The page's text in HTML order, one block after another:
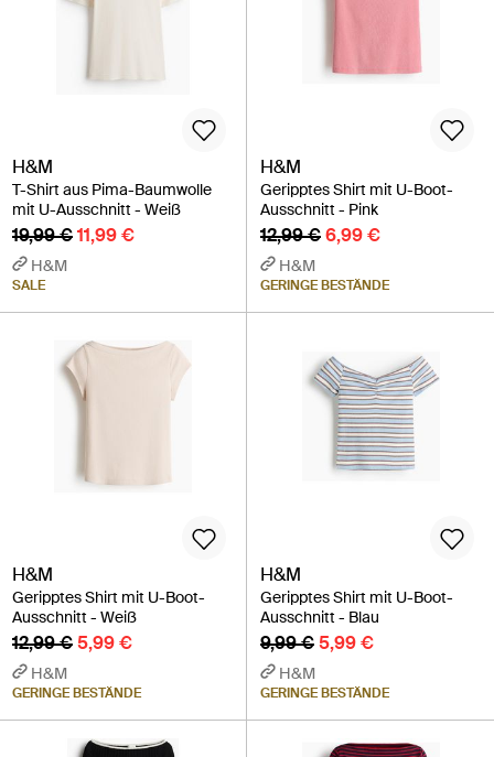
H&M
T-Shirt aus Pima-Baumwolle
mit U-Ausschnitt - Weiß
19,99 €11,99 €
H&M
SALE
H&M
Geripptes Shirt mit U-Boot-
Ausschnitt - Pink
12,99 €6,99 €
H&M
GERINGE BESTÄNDE
H&M
Geripptes Shirt mit U-Boot-
Ausschnitt - Weiß
12,99 €5,99 €
H&M
GERINGE BESTÄNDE
H&M
Geripptes Shirt mit U-Boot-
Ausschnitt - Blau
9,99 €5,99 €
H&M
GERINGE BESTÄNDE